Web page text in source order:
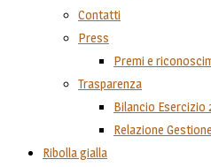
Contatti
Press
Premi e
Trasparenza
Bilancio Esercizio
Relazione
Ribolla gialla